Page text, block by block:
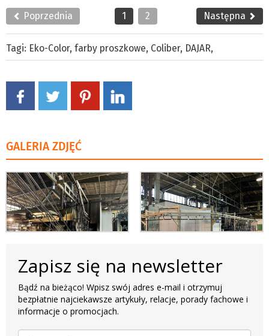
Poprzednia 1 2 Następna
Tagi: Eko-Color, farby proszkowe, Coliber, DAJAR,
GALERIA ZDJĘĆ
Zapisz się na newsletter
Bądź na bieżąco! Wpisz swój adres e-mail i otrzymuj
bezpłatnie najciekawsze artykuły, relacje, porady fachowe i
informacje o promocjach.